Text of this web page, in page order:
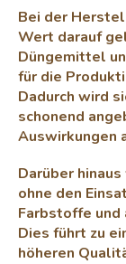
Bei der
Wert darauf
Düngemittel
für die
Dadurch wird
schonend
Auswirkungen
Darüber
ohne den
Farbstoffe
Dies führt zu
höheren